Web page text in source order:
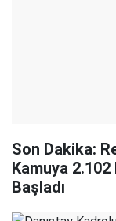
Son Dakika:
Kamuya 2.102
Başladı